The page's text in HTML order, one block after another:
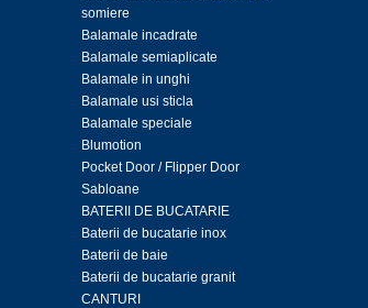
somiere
Balamale incadrate
Balamale semiaplicate
Balamale in unghi
Balamale usi sticla
Balamale speciale
Blumotion
Pocket Door / Flipper Door
Sabloane
BATERII DE BUCATARIE
Baterii de bucatarie inox
Baterii de baie
Baterii de bucatarie granit
CANTURI